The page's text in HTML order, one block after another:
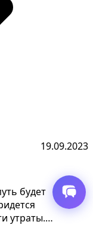
19.09.2023
будет
утраты.